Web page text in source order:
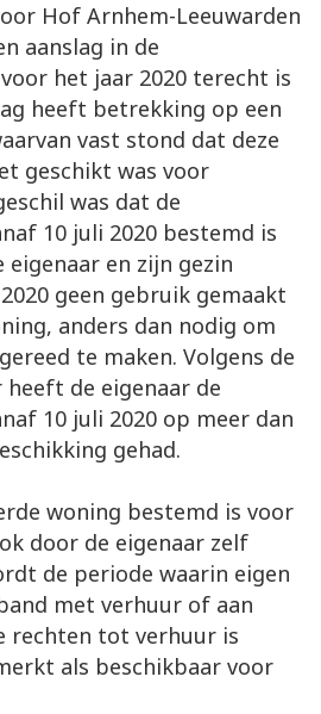
Hof Arnhem-Leeuwarden
aanslag in de
het jaar 2020 terecht is
heeft betrekking op een
vast stond dat deze
geschikt was voor
was dat de
10 juli 2020 bestemd is
eigenaar en zijn gezin
geen gebruik gemaakt
anders dan nodig om
te maken. Volgens de
de eigenaar de
10 juli 2020 op meer dan
gehad.
woning bestemd is voor
door de eigenaar zelf
de periode waarin eigen
met verhuur of aan
rechten tot verhuur is
als beschikbaar voor